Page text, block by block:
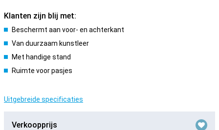
Klanten zijn blij met:
Beschermt aan voor- en achterkant
Van duurzaam kunstleer
Met handige stand
Ruimte voor pasjes
Uitgebreide specificaties
Verkoopprijs